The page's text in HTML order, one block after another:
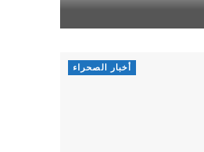
أخبار الصحراء